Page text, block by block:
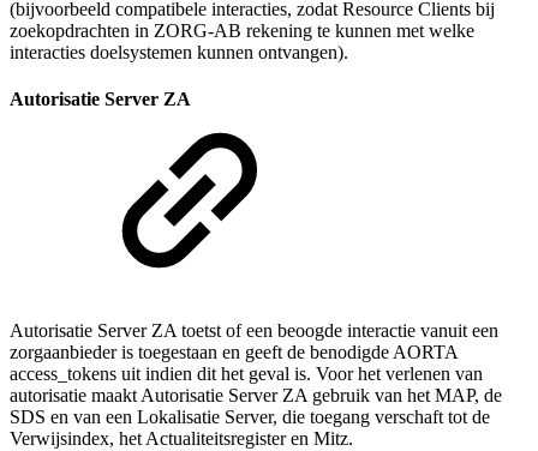
(bijvoorbeeld compatibele interacties, zodat Resource Clients bij
zoekopdrachten in ZORG-AB rekening te kunnen met welke
interacties doelsystemen kunnen ontvangen).
Autorisatie Server ZA
Autorisatie Server ZA toetst of een beoogde interactie vanuit een
zorgaanbieder is toegestaan en geeft de benodigde AORTA
access_tokens uit indien dit het geval is. Voor het verlenen van
autorisatie maakt Autorisatie Server ZA gebruik van het MAP, de
SDS en van een Lokalisatie Server, die toegang verschaft tot de
Verwijsindex, het Actualiteitsregister en Mitz.